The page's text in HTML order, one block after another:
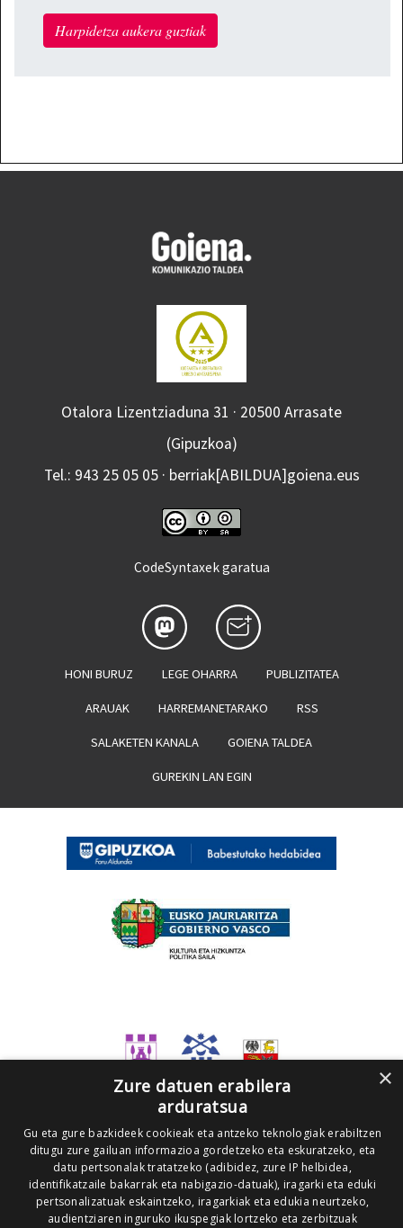
Harpidetza aukera guztiak
Otalora Lizentziaduna 31 · 20500 Arrasate
(Gipuzkoa)
Tel.: 943 25 05 05 · berriak[ABILDUA]goiena.eus
CodeSyntaxek garatua
HONI BURUZ LEGE OHARRA PUBLIZITATEA
ARAUAK HARREMANETARAKO RSS
SALAKETEN KANALA GOIENA TALDEA
GUREKIN LAN EGIN
×
Zure datuen erabilera
arduratsua
Gu eta gure bazkideek cookieak eta antzeko teknologiak erabiltzen
ditugu zure gailuan informazioa gordetzeko eta eskuratzeko, eta
datu pertsonalak tratatzeko (adibidez, zure IP helbidea,
identifikatzaile bakarrak eta nabigazio-datuak), iragarki eta eduki
pertsonalizatuak eskaintzeko, iragarkiak eta edukia neurtzeko,
audientziaren inguruko ikuspegiak lortzeko eta zerbitzuak